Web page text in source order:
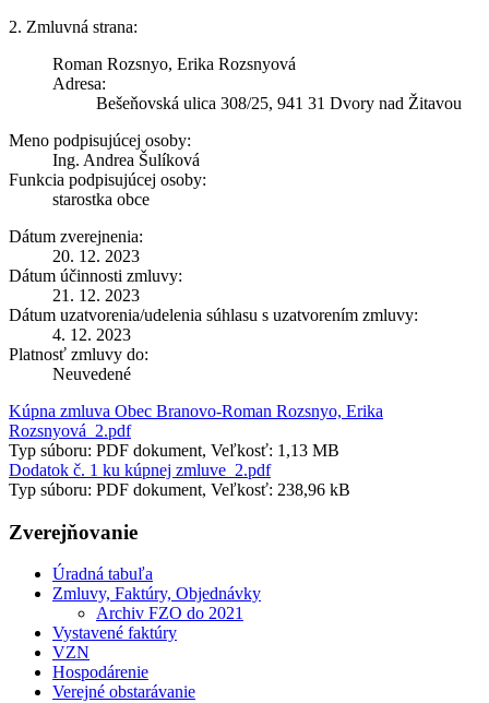
2. Zmluvná strana:
Roman Rozsnyo, Erika Rozsnyová
Adresa:
Bešeňovská ulica 308/25, 941 31 Dvory nad Žitavou
Meno podpisujúcej osoby:
Ing. Andrea Šulíková
Funkcia podpisujúcej osoby:
starostka obce
Dátum zverejnenia:
20. 12. 2023
Dátum účinnosti zmluvy:
21. 12. 2023
Dátum uzatvorenia/udelenia súhlasu s uzatvorením zmluvy:
4. 12. 2023
Platnosť zmluvy do:
Neuvedené
Kúpna zmluva Obec Branovo-Roman Rozsnyo, Erika
Rozsnyová_2.pdf
Typ súboru: PDF dokument, Veľkosť: 1,13 MB
Dodatok č. 1 ku kúpnej zmluve_2.pdf
Typ súboru: PDF dokument, Veľkosť: 238,96 kB
Zverejňovanie
Úradná tabuľa
Zmluvy, Faktúry, Objednávky
Archiv FZO do 2021
Vystavené faktúry
VZN
Hospodárenie
Verejné obstarávanie